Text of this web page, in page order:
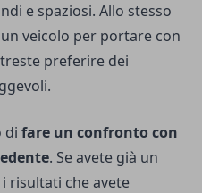
e spaziosi. Allo stesso
veicolo per portare con
preferire dei
di fare un confronto con
. Se avete già un
risultati che avete